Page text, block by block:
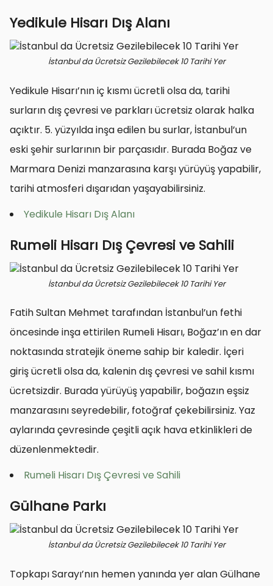
Yedikule Hisarı Dış Alanı
İstanbul da Ücretsiz Gezilebilecek 10 Tarihi Yer
Yedikule Hisarı’nın iç kısmı ücretli olsa da, tarihi
surların dış çevresi ve parkları ücretsiz olarak halka
açıktır. 5. yüzyılda inşa edilen bu surlar, İstanbul’un
eski şehir surlarının bir parçasıdır. Burada Boğaz ve
Marmara Denizi manzarasına karşı yürüyüş yapabilir,
tarihi atmosferi dışarıdan yaşayabilirsiniz.
Yedikule Hisarı Dış Alanı
Rumeli Hisarı Dış Çevresi ve Sahili
İstanbul da Ücretsiz Gezilebilecek 10 Tarihi Yer
Fatih Sultan Mehmet tarafından İstanbul’un fethi
öncesinde inşa ettirilen Rumeli Hisarı, Boğaz’ın en dar
noktasında stratejik öneme sahip bir kaledir. İçeri
giriş ücretli olsa da, kalenin dış çevresi ve sahil kısmı
ücretsizdir. Burada yürüyüş yapabilir, boğazın eşsiz
manzarasını seyredebilir, fotoğraf çekebilirsiniz. Yaz
aylarında çevresinde çeşitli açık hava etkinlikleri de
düzenlenmektedir.
Rumeli Hisarı Dış Çevresi ve Sahili
Gülhane Parkı
İstanbul da Ücretsiz Gezilebilecek 10 Tarihi Yer
Topkapı Sarayı’nın hemen yanında yer alan Gülhane